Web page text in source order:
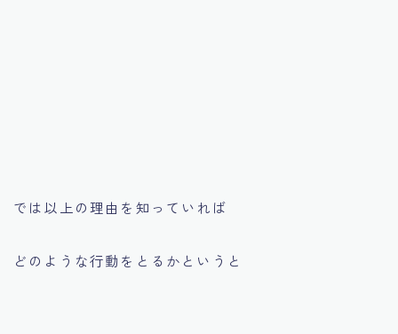
では以上の理由を知っていれば
どのような行動をとるかというと